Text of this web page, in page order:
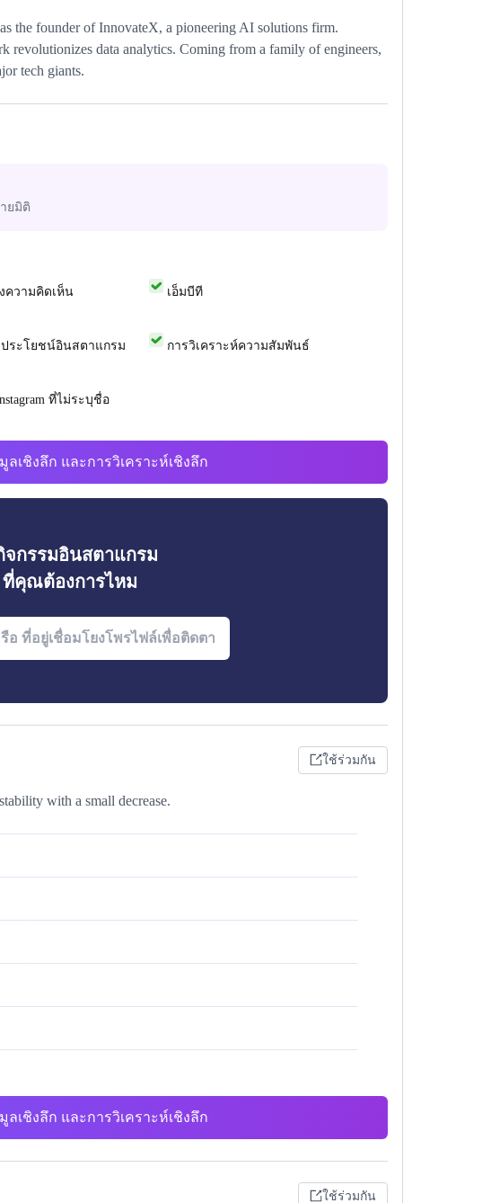
the founder of InnovateX, a pioneering AI solutions firm.
revolutionizes data analytics. Coming from a family of engineers,
tech giants.
ยมิติ
ความคิดเห็น เอ็มบีที
ประโยชน์อินสตาแกรม การวิเคราะห์ความสัมพันธ์
ที่ไม่ระบุชื่อ
เชิงลึก และการวิเคราะห์เชิงลึก
จกรรมอินสตาแกรม
ที่คุณต้องการไหม
ใช้ร่วมกัน
with a small decrease.
เชิงลึก และการวิเคราะห์เชิงลึก
ใช้ร่วมกัน